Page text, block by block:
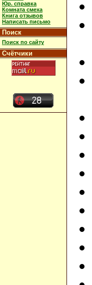
Юр. справка
Комната смеха
Книга отзывов
Написать письмо
Поиск
Поиск по сайту
Счётчики